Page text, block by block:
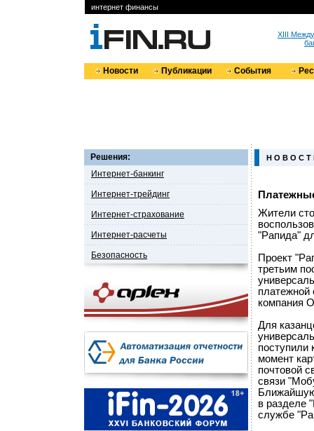
интернет финансы
XIII
Новости Публикации События
Решения:
Интернет-банкинг
Интернет-трейдинг
Интернет-страхование
Интернет-расчеты
Безопасность
Н О В О С Т
Жители
"Рапида"
Проект
третьим
платежной
компания
Для
поступили
момент
почтовой
связи
в разделе
службе